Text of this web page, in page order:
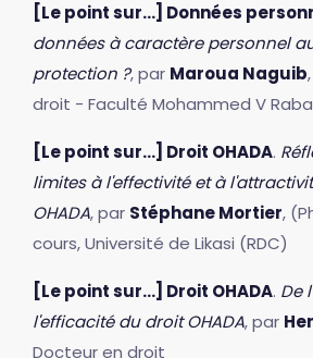
[Le point sur...] Données
données à caractère personnel
protection ?, par Maroua Naguib
droit - Faculté Mohammed V
[Le point sur...] Droit OHADA.
limites à l'effectivité et à
OHADA, par Stéphane Mortier,
cours, Université de Likasi (RDC)
[Le point sur...] Droit OHADA. De
l'efficacité du droit OHADA, par
Docteur en droit